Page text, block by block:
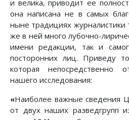
и велика, приводит ее
она написана не в самых
ныне традициях журналистики
же в ней много лубочно-
имени редакции, так и
посторонних лиц. Приведу
которая непосредственно
нашего исследования:
«Наиболее важные сведения
от двух наших разведгрупп